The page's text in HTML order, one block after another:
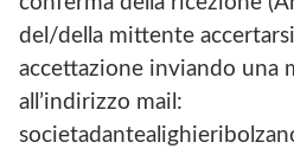
del/della mittente
accettazione inviando una
all’indirizzo mail: